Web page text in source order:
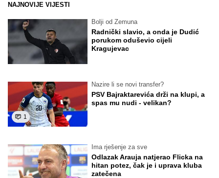
NAJNOVIJE VIJESTI
Bolji od Zemuna
Radnički slavio, a onda je Dudić
porukom oduševio cijeli
Kragujevac
1
Nazire li se novi transfer?
PSV Bajraktarevića drži na klupi, a
spas mu nudi - velikan?
Ima rješenje za sve
Odlazak Arauja natjerao Flicka na
hitan potez, čak je i uprava kluba
zatečena